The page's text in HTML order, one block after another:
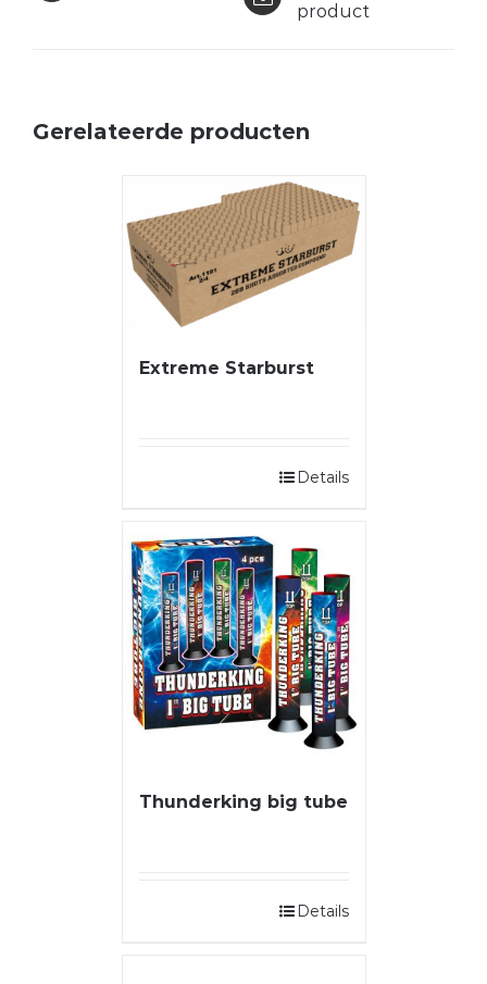
product
Gerelateerde producten
Extreme Starburst
Details
Thunderking big tube
Details